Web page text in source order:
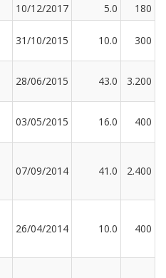
10/12/2017 5.0
180
31/10/2015 10.0 300
28/06/2015 43.0 3.200
03/05/2015 16.0 400
07/09/2014 41.0 2.400
26/04/2014 10.0 400